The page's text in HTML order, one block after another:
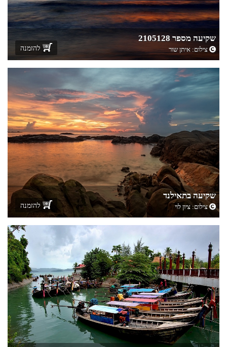
שקיעה מספר 2105128
צילום: איתן שור להזמנה
שקיעה בתאילנד
צילום:ציון לוי להזמנה